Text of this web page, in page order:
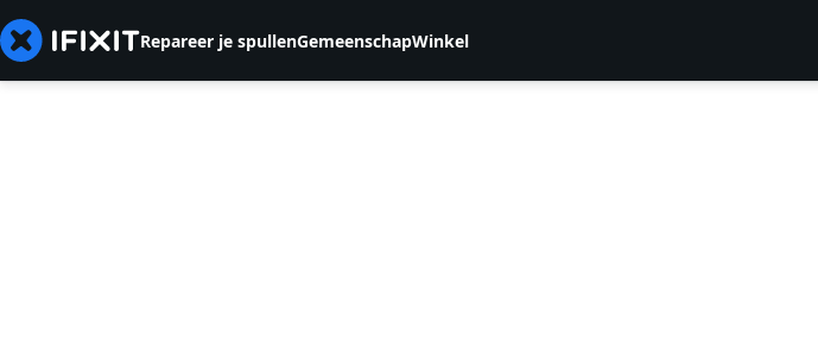
Repareer je spullenGemeenschapWinkel